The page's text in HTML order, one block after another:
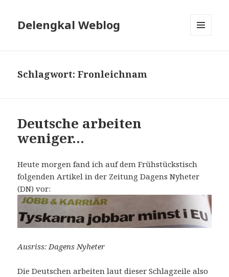
Delengkal Weblog
Schlagwort:Fronleichnam
Deutsche arbeiten
weniger…
Heute morgen fand ich auf dem Frühstückstisch
folgenden Artikel in der Zeitung Dagens Nyheter
(DN) vor:
Ausriss: Dagens Nyheter
Die Deutschen arbeiten laut dieser Schlagzeile also